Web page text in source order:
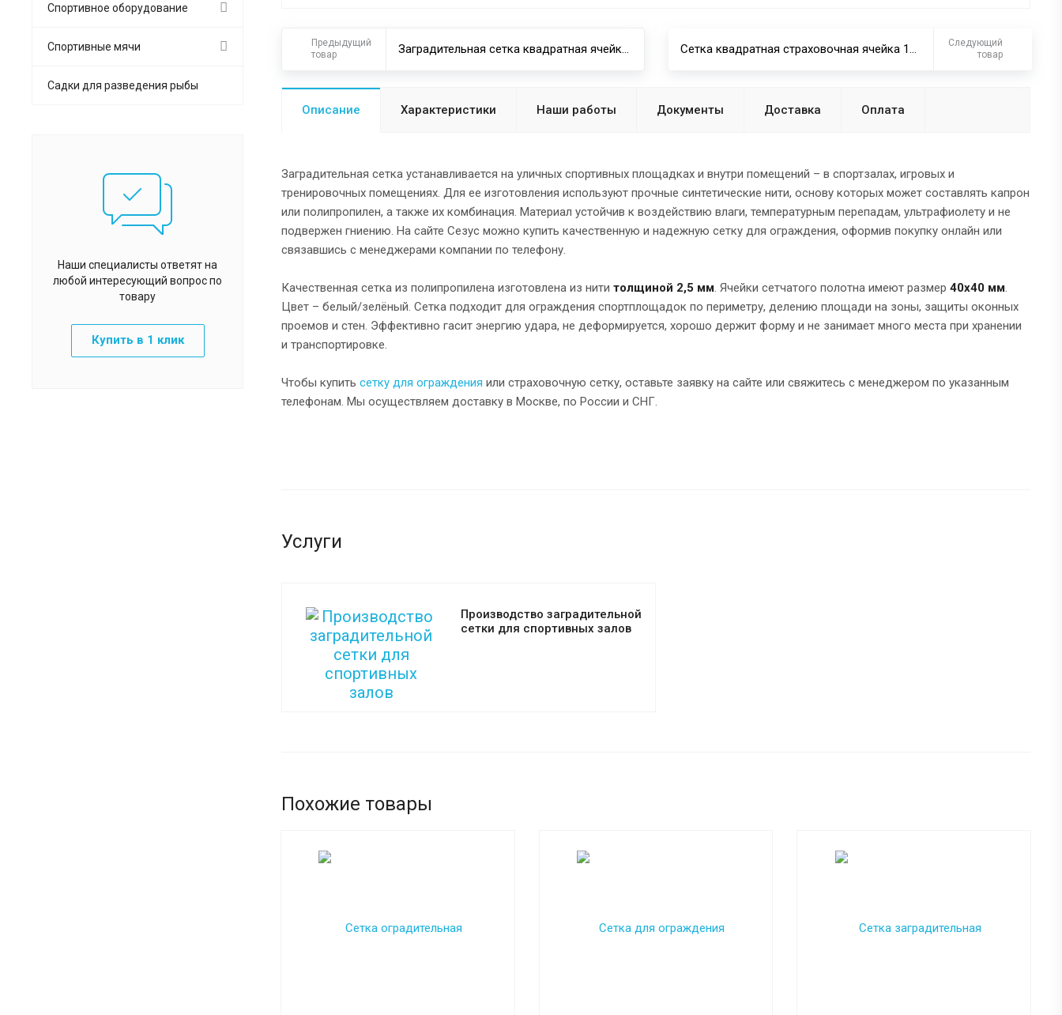
Предыдущий
товар
Заградительная сетка квадратная ячейка 100х100 мм нить 6,0 мм капрон Сетка квадратная страховочная ячейка 100х100 мм нить 2,5 мм (капрон)
Следующий
товар
Описание Характеристики Наши работы Документы Доставка Оплата
Заградительная сетка устанавливается на уличных спортивных площадках и внутри помещений – в спортзалах, игровых и
тренировочных помещениях. Для ее изготовления используют прочные синтетические нити, основу которых может составлять капрон
или полипропилен, а также их комбинация. Материал устойчив к воздействию влаги, температурным перепадам, ультрафиолету и не
подвержен гниению. На сайте Сезус можно купить качественную и надежную сетку для ограждения, оформив покупку онлайн или
связавшись с менеджерами компании по телефону.
Качественная сетка из полипропилена изготовлена из нити толщиной 2,5 мм. Ячейки сетчатого полотна имеют размер 40х40 мм.
Цвет – белый/зелёный. Сетка подходит для ограждения спортплощадок по периметру, делению площади на зоны, защиты оконных
проемов и стен. Эффективно гасит энергию удара, не деформируется, хорошо держит форму и не занимает много места при хранении
и транспортировке.
Чтобы купить сетку для ограждения или страховочную сетку, оставьте заявку на сайте или свяжитесь с менеджером по указанным
телефонам. Мы осуществляем доставку в Москве, по России и СНГ.
Услуги
Производство заградительной
сетки для спортивных залов
Похожие товары
Спортивное оборудование
Спортивные мячи
Садки для разведения рыбы
Наши специалисты ответят на
любой интересующий вопрос по
товару
Купить в 1 клик